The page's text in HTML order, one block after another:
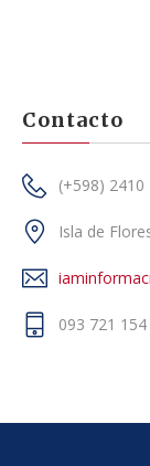
Contacto
(+598) 2410
Isla de
093 721 154